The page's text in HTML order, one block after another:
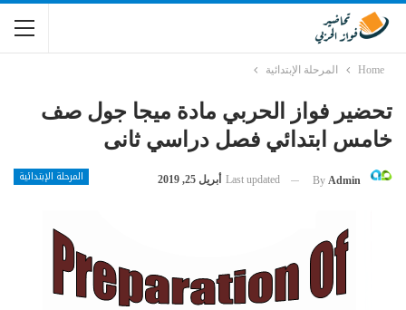
Home المرحلة الإبتدائية
تحضير فواز الحربي مادة ميجا جول صف
خامس ابتدائي فصل دراسي ثانى
المرحلة الإبتدائية By Admin
Last updated أبريل 25, 2019